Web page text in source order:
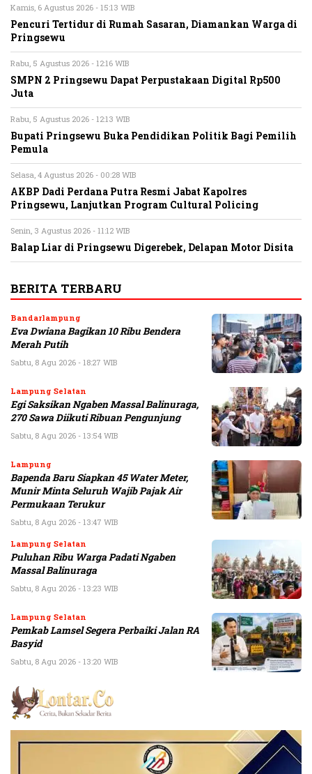
Kamis, 6 Agustus 2026 - 15:13 WIB
Pencuri Tertidur di Rumah Sasaran, Diamankan Warga di
Pringsewu
Rabu, 5 Agustus 2026 - 12:16 WIB
SMPN 2 Pringsewu Dapat Perpustakaan Digital Rp500
Juta
Rabu, 5 Agustus 2026 - 12:13 WIB
Bupati Pringsewu Buka Pendidikan Politik Bagi Pemilih
Pemula
Selasa, 4 Agustus 2026 - 00:28 WIB
AKBP Dadi Perdana Putra Resmi Jabat Kapolres
Pringsewu, Lanjutkan Program Cultural Policing
Senin, 3 Agustus 2026 - 11:12 WIB
Balap Liar di Pringsewu Digerebek, Delapan Motor Disita
BERITA TERBARU
Bandarlampung
Eva Dwiana Bagikan 10 Ribu Bendera
Merah Putih
Sabtu, 8 Agu 2026 - 18:27 WIB
Lampung Selatan
Egi Saksikan Ngaben Massal Balinuraga,
270 Sawa Diikuti Ribuan Pengunjung
Sabtu, 8 Agu 2026 - 13:54 WIB
Lampung
Bapenda Baru Siapkan 45 Water Meter,
Munir Minta Seluruh Wajib Pajak Air
Permukaan Terukur
Sabtu, 8 Agu 2026 - 13:47 WIB
Lampung Selatan
Puluhan Ribu Warga Padati Ngaben
Massal Balinuraga
Sabtu, 8 Agu 2026 - 13:23 WIB
Lampung Selatan
Pemkab Lamsel Segera Perbaiki Jalan RA
Basyid
Sabtu, 8 Agu 2026 - 13:20 WIB